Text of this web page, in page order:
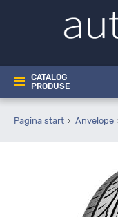
CATALOG
PRODUSE
Pagina start Anvelope